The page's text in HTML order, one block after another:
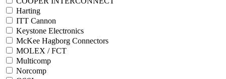
Harting
ITT Cannon
Keystone Electronics
McKee Hagborg Connectors
MOLEX / FCT
Multicomp
Norcomp